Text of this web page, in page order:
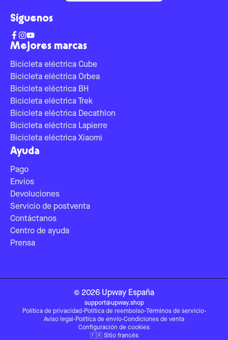
Mejores marcas
Bicicleta eléctrica Cube
Bicicleta eléctrica Orbea
Bicicleta eléctrica BH
Bicicleta eléctrica Trek
Bicicleta eléctrica Decathlon
Bicicleta eléctrica Lapierre
Bicicleta eléctrica Xiaomi
Ayuda
Pago
Envíos
Devoluciones
Servicio de postventa
Contáctanos
Centro de ayuda
Prensa
Síguenos
© 2026 Upway España
support@upway.shop
Política de privacidad-Política de reembolso-Términos de servicio-
Aviso legal -Política de envío-Condiciones de venta
Configuración de cookies
🇫🇷 Sitio francés